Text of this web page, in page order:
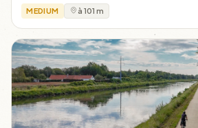
MEDIUM à 101 m